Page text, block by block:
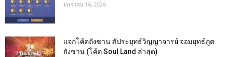
มกราคม 16, 2026
แจกโค้ดถังซาน สัประยุทธ์วิญญาจารย์ จอมยุทธ์ภูต
ถังซาน (โค้ด Soul Land ล่าสุด)